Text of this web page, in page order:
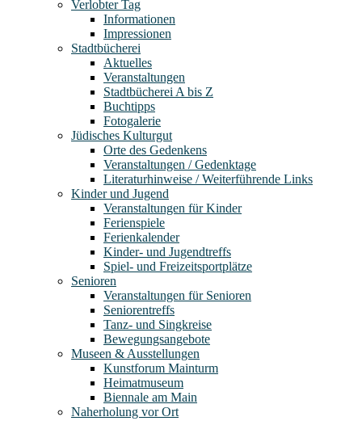
Verlobter Tag
Informationen
Impressionen
Stadtbücherei
Aktuelles
Veranstaltungen
Stadtbücherei A bis Z
Buchtipps
Fotogalerie
Jüdisches Kulturgut
Orte des Gedenkens
Veranstaltungen / Gedenktage
Literaturhinweise / Weiterführende Links
Kinder und Jugend
Veranstaltungen für Kinder
Ferienspiele
Ferienkalender
Kinder- und Jugendtreffs
Spiel- und Freizeitsportplätze
Senioren
Veranstaltungen für Senioren
Seniorentreffs
Tanz- und Singkreise
Bewegungsangebote
Museen & Ausstellungen
Kunstforum Mainturm
Heimatmuseum
Biennale am Main
Naherholung vor Ort